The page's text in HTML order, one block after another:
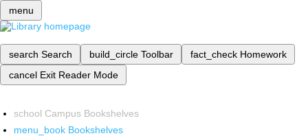
menu
search Search build_circle Toolbar fact_check Homework
cancel Exit Reader Mode
school Campus Bookshelves
menu_book Bookshelves